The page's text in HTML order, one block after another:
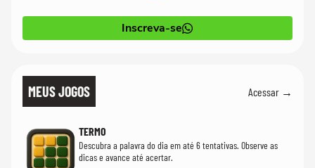
Inscreva-se
MEUS JOGOS Acessar →
TERMO
Descubra a palavra do dia em até 6 tentativas. Observe as
dicas e avance até acertar.